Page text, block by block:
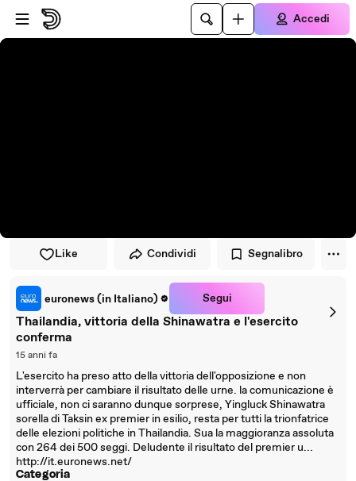
Vai al lettore
Passa al contenuto principale
Accedi
Like Condividi Segnalibro
euronews (in Italiano) Segui
Thailandia, vittoria della Shinawatra e l'esercito
conferma
15 anni fa
L'esercito ha preso atto della vittoria dell'opposizione e non
interverrà per cambiare il risultato delle urne. la comunicazione è
ufficiale, non ci saranno dunque sorprese, Yingluck Shinawatra
sorella di Taksin ex premier in esilio, resta per tutti la trionfatrice
delle elezioni politiche in Thailandia. Sua la maggioranza assoluta
con 264 dei 500 seggi. Deludente il risultato del premier u...
http://it.euronews.net/
Categoria